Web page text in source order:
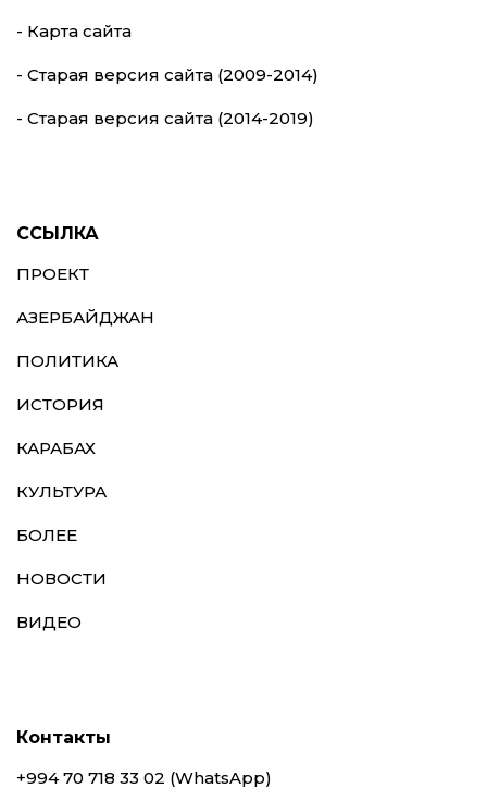
- Карта сайта
- Старая версия сайта (2009-2014)
- Старая версия сайта (2014-2019)
ССЫЛКА
ПРОЕКТ
АЗЕРБАЙДЖАН
ПОЛИТИКА
ИСТОРИЯ
КАРАБАХ
КУЛЬТУРА
БОЛЕЕ
НОВОСТИ
ВИДЕО
Контакты
+994 70 718 33 02 (WhatsApp)